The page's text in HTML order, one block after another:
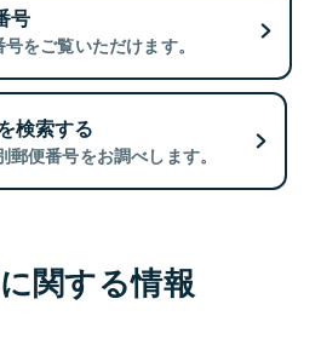
号
をご覧いただけます。
検索する
便番号をお調べします。
関する情報